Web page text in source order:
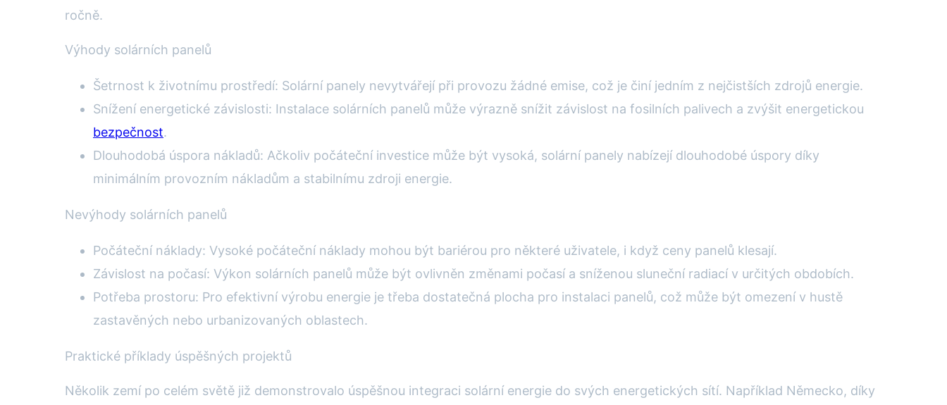
ročně.
Výhody solárních panelů
Šetrnost k životnímu prostředí: Solární panely nevytvářejí při provozu žádné emise, což je činí jedním z nejčistších zdrojů energie.
Snížení energetické závislosti: Instalace solárních panelů může výrazně snížit závislost na fosilních palivech a zvýšit energetickou
bezpečnost.
Dlouhodobá úspora nákladů: Ačkoliv počáteční investice může být vysoká, solární panely nabízejí dlouhodobé úspory díky
minimálním provozním nákladům a stabilnímu zdroji energie.
Nevýhody solárních panelů
Počáteční náklady: Vysoké počáteční náklady mohou být bariérou pro některé uživatele, i když ceny panelů klesají.
Závislost na počasí: Výkon solárních panelů může být ovlivněn změnami počasí a sníženou sluneční radiací v určitých obdobích.
Potřeba prostoru: Pro efektivní výrobu energie je třeba dostatečná plocha pro instalaci panelů, což může být omezení v hustě
zastavěných nebo urbanizovaných oblastech.
Praktické příklady úspěšných projektů
Několik zemí po celém světě již demonstrovalo úspěšnou integraci solární energie do svých energetických sítí. Například Německo, díky